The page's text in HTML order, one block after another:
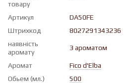
товару
Артикул
DA50FE
Штрихкод
8027291343236
наявність
аромату
З ароматом
Аромат
Fico d'Elba
Обьем (мл.)
500